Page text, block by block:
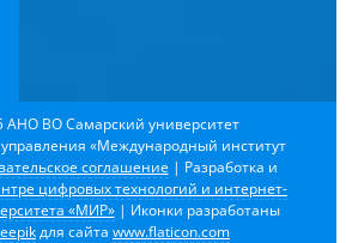
АНО ВО Самарский университет
управления «Международный институт
соглашение | Разработка и
цифровых технологий и интернет-
«МИР»| Иконки разработаны
для сайта www.flaticon.com